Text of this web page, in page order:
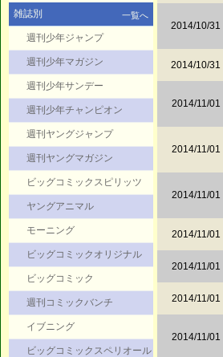
雑誌別 一覧へ
週刊少年ジャンプ
週刊少年マガジン
週刊少年サンデー
週刊少年チャンピオン
週刊ヤングジャンプ
週刊ヤングマガジン
ビッグコミックスピリッツ
ヤングアニマル
モーニング
ビッグコミックオリジナル
ビッグコミック
週刊コミックバンチ
イブニング
ビッグコミックスペリオール
2014/10/31
2014/10/31
2014/11/01
2014/11/01
2014/11/01
2014/11/01
2014/11/01
2014/11/01
2014/11/01